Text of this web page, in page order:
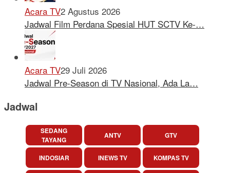
Acara TV2 Agustus 2026
Jadwal Film Perdana Spesial HUT SCTV Ke-…
Acara TV29 Juli 2026
Jadwal Pre-Season di TV Nasional, Ada La…
Jadwal
SEDANG
TAYANG
ANTV GTV
INDOSIAR INEWS TV KOMPAS TV